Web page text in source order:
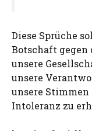
Diese Sprüche
Botschaft gegen
unsere
unsere
unsere Stimmen
Intoleranz zu